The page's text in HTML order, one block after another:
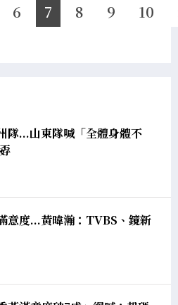
6 7 8 9 10
隊...山東隊喊「全體身體不
意度...黃暐瀚：TVBS、鏡新